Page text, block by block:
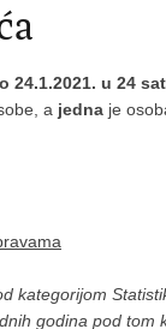
24.1.2021. u 24
a jedna je
kategorijom
godina pod tom